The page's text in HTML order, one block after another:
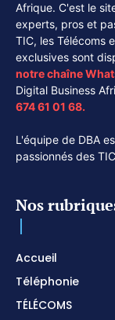
Afrique. C'est le
experts, pros et
TIC, les Télécoms
exclusives sont
notre chaîne
Digital Business
674 61 01 68.
L'équipe de DBA
passionnés des
Nos
Accueil
Téléphonie
TÉLÉCOMS